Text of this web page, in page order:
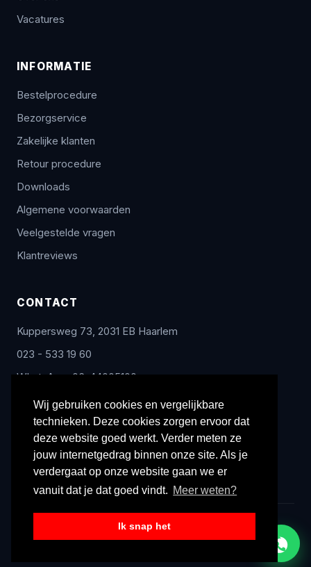
Wij gebruiken cookies en vergelijkbare
technieken. Deze cookies zorgen ervoor dat
deze website goed werkt. Verder meten ze
jouw internetgedrag binnen onze site. Als je
verdergaat op onze website gaan we er
vanuit dat je dat goed vindt. Meer weten?
Ik snap het
Vacatures
INFORMATIE
Bestelprocedure
Bezorgservice
Zakelijke klanten
Retour procedure
Downloads
Algemene voorwaarden
Veelgestelde vragen
Klantreviews
CONTACT
Kuppersweg 73, 2031 EB Haarlem
023 - 533 19 60
WhatsApp: 06-44005100
info@radex-benelux.nl
Ma – Vrij: 9:00 – 17:00
© 2026 Radex Benelux. Alle rechten voorbehouden.